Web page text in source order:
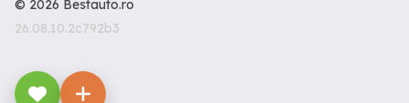
© 2026 Bestauto.ro
26.08.10.2c792b3